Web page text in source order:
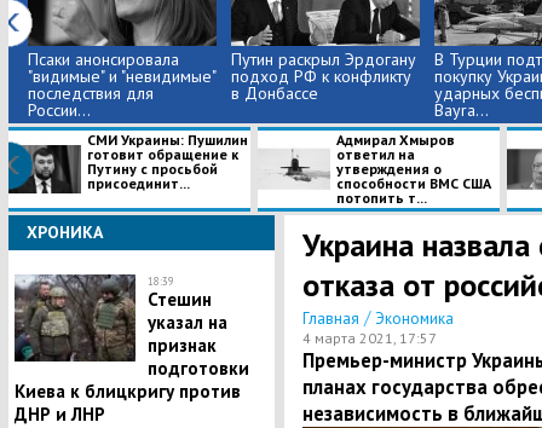
Псаки анонсировала
"видимые" и "невидимые"
последствия для
России...
Путин раскрыл Эрдогану
подход РФ к конфликту
в Донбассе
В Турции
покупку
ударных
Bayra...
СМИ Украины: Пушилин
готовит обращение к
Путину с просьбой
присоединит...
Адмирал Хмыров
ответил на
утверждения о
способности ВМС США
потопить т...
ХРОНИКА
18:39
Стешин
указал на
признак
подготовки
Киева к блицкригу против
ДНР и ЛНР
Украина
отказа от
Главная / Экономика
4 марта 2021, 17:57
Премьер-министр
планах государства
независимость в